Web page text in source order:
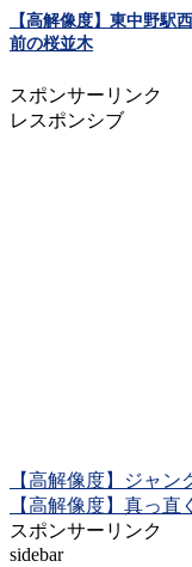
【高解像度】東中野駅
前の桜並木
スポンサーリンク
レスポンシブ
【高解像度】ジャン
【高解像度】真っ直
スポンサーリンク
sidebar